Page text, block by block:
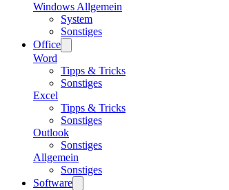
Windows Allgemein
System
Sonstiges
Office
Word
Tipps & Tricks
Sonstiges
Excel
Tipps & Tricks
Sonstiges
Outlook
Sonstiges
Allgemein
Sonstiges
Software